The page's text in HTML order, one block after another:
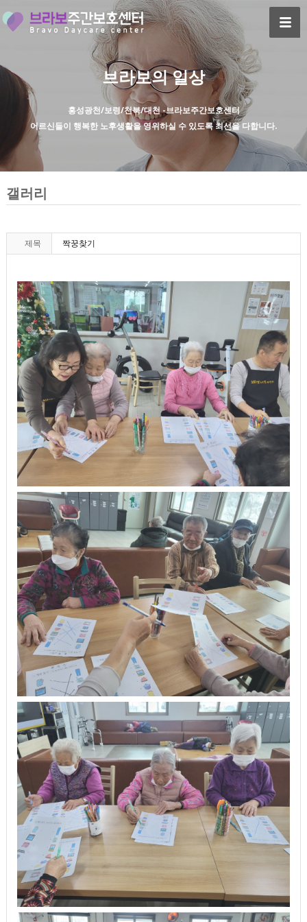
브라보의 일상
홍성광천/보령/천북/대천 -브라보주간보호센터
어르신들이 행복한 노후생활을 영위하실 수 있도록 최선을 다합니다.
갤러리
제목 짝꿍찾기